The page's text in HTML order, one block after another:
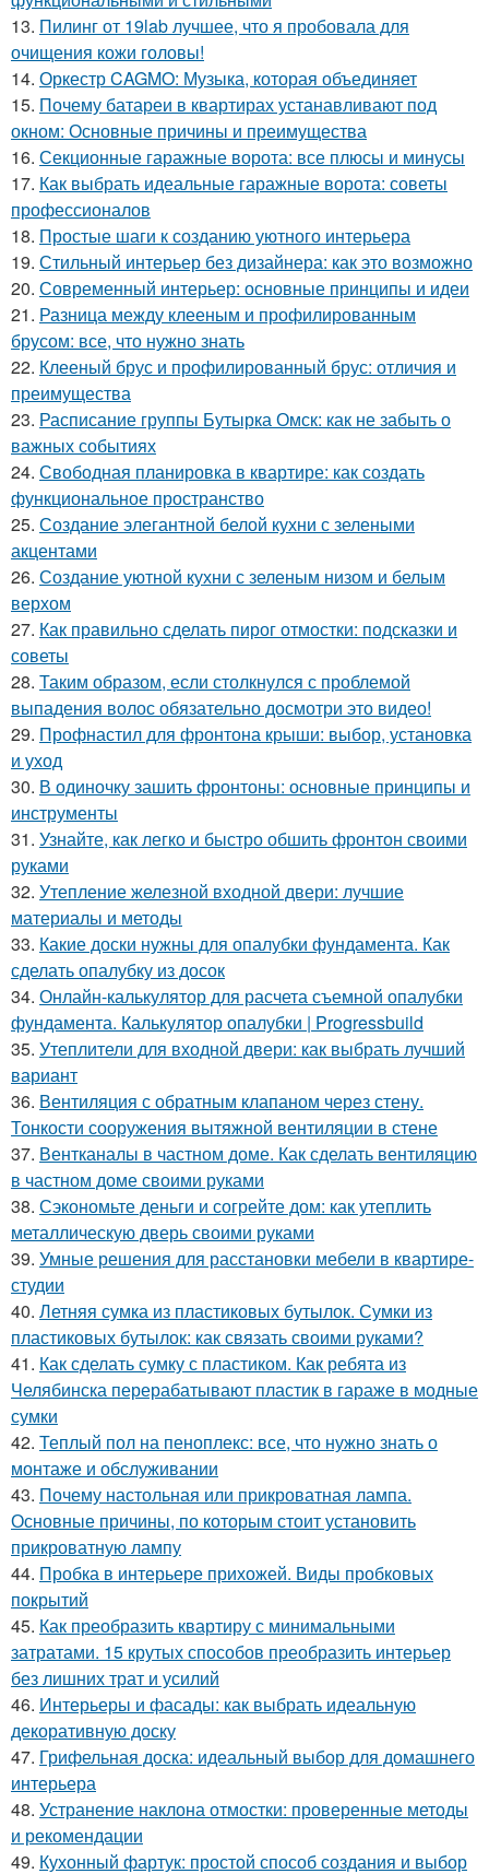
13. Пилинг от 19lab лучшее, что я пробовала для
очищения кожи головы!
14. Оркестр CAGMO: Музыка, которая объединяет
15. Почему батареи в квартирах устанавливают под
окном: Основные причины и преимущества
16. Секционные гаражные ворота: все плюсы и минусы
17. Как выбрать идеальные гаражные ворота: советы
профессионалов
18. Простые шаги к созданию уютного интерьера
19. Стильный интерьер без дизайнера: как это возможно
20. Современный интерьер: основные принципы и идеи
21. Разница между клееным и профилированным
брусом: все, что нужно знать
22. Клееный брус и профилированный брус: отличия и
преимущества
23. Расписание группы Бутырка Омск: как не забыть о
важных событиях
24. Свободная планировка в квартире: как создать
функциональное пространство
25. Создание элегантной белой кухни с зелеными
акцентами
26. Создание уютной кухни с зеленым низом и белым
верхом
27. Как правильно сделать пирог отмостки: подсказки и
советы
28. Таким образом, если столкнулся с проблемой
выпадения волос обязательно досмотри это видео!
29. Профнастил для фронтона крыши: выбор, установка
и уход
30. В одиночку зашить фронтоны: основные принципы и
инструменты
31. Узнайте, как легко и быстро обшить фронтон своими
руками
32. Утепление железной входной двери: лучшие
материалы и методы
33. Какие доски нужны для опалубки фундамента. Как
сделать опалубку из досок
34. Онлайн-калькулятор для расчета съемной опалубки
фундамента. Калькулятор опалубки | Progressbuild
35. Утеплители для входной двери: как выбрать лучший
вариант
36. Вентиляция с обратным клапаном через стену.
Тонкости сооружения вытяжной вентиляции в стене
37. Вентканалы в частном доме. Как сделать вентиляцию
в частном доме своими руками
38. Сэкономьте деньги и согрейте дом: как утеплить
металлическую дверь своими руками
39. Умные решения для расстановки мебели в квартире-
студии
40. Летняя сумка из пластиковых бутылок. Сумки из
пластиковых бутылок: как связать своими руками?
41. Как сделать сумку с пластиком. Как ребята из
Челябинска перерабатывают пластик в гараже в модные
сумки
42. Теплый пол на пеноплекс: все, что нужно знать о
монтаже и обслуживании
43. Почему настольная или прикроватная лампа.
Основные причины, по которым стоит установить
прикроватную лампу
44. Пробка в интерьере прихожей. Виды пробковых
покрытий
45. Как преобразить квартиру с минимальными
затратами. 15 крутых способов преобразить интерьер
без лишних трат и усилий
46. Интерьеры и фасады: как выбрать идеальную
декоративную доску
47. Грифельная доска: идеальный выбор для домашнего
интерьера
48. Устранение наклона отмостки: проверенные методы
и рекомендации
49. Кухонный фартук: простой способ создания и выбор